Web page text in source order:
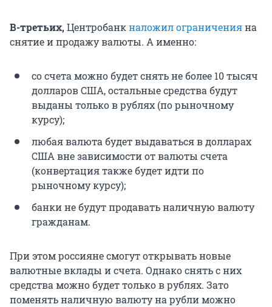
В-третьих,Центробанкналожил ограниченияна
снятие и продажу валюты. А именно:
со счета можно будет снять не более 10 тысяч
долларов США, остальные средства будут
выданы только в рублях (по рыночному
курсу);
любая валюта будет выдаваться в долларах
США вне зависимости от валюты счета
(конвертация также будет идти по
рыночному курсу);
банки не будут продавать наличную валюту
гражданам.
При этом россияне смогут открывать новые
валютные вклады и счета. Однако снять с них
средства можно будет только в рублях. Зато
поменять наличную валюту на рубли можно